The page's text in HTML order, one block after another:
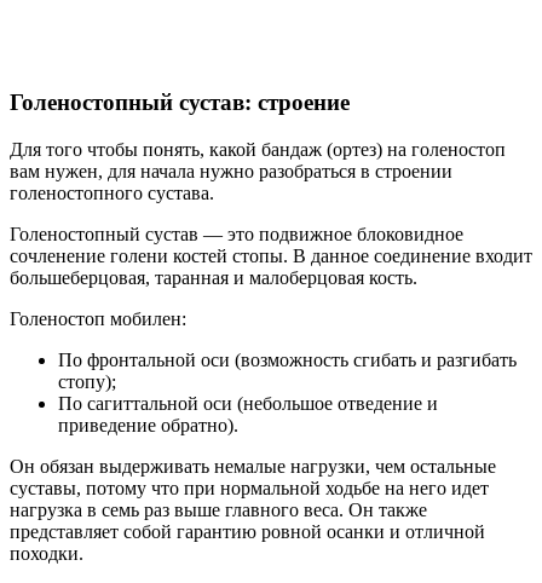
Голеностопный сустав: строение
Для того чтобы понять, какой бандаж (ортез) на голеностоп
вам нужен, для начала нужно разобраться в строении
голеностопного сустава.
Голеностопный сустав — это подвижное блоковидное
сочленение голени костей стопы. В данное соединение входит
большеберцовая, таранная и малоберцовая кость.
Голеностоп мобилен:
По фронтальной оси (возможность сгибать и разгибать
стопу);
По сагиттальной оси (небольшое отведение и
приведение обратно).
Он обязан выдерживать немалые нагрузки, чем остальные
суставы, потому что при нормальной ходьбе на него идет
нагрузка в семь раз выше главного веса. Он также
представляет собой гарантию ровной осанки и отличной
походки.